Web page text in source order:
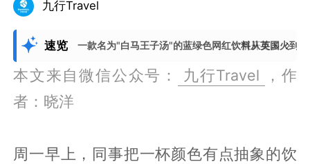
九行Travel
速览 一款名为"白马王子汤"的蓝绿色网红饮料从英国火到
展开更多
本文来自微信公众号： 九行Travel
，作
者：晓洋
周一早上，同事把一杯颜色有点抽象的饮